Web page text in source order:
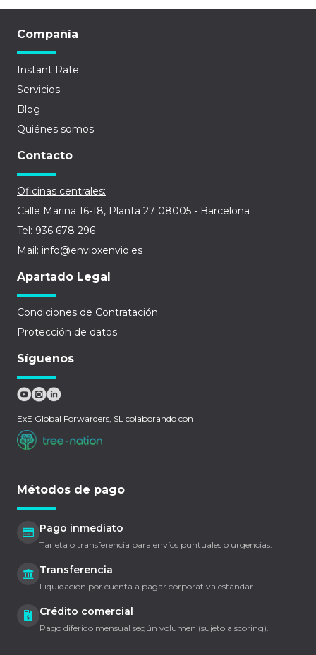
Compañía
Instant Rate
Servicios
Blog
Quiénes somos
Contacto
Oficinas centrales:
Calle Marina 16-18, Planta 27 08005 - Barcelona
Tel: 936 678 296
Mail: info@envioxenvio.es
Apartado Legal
Condiciones de Contratación
Protección de datos
Síguenos
ExE Global Forwarders, SL colaborando con
Métodos de pago
Pago inmediato
Tarjeta o transferencia para envíos puntuales o urgencias.
Transferencia
Liquidación por cuenta a pagar corporativa estándar.
Crédito comercial
Pago diferido mensual según volumen (sujeto a scoring).